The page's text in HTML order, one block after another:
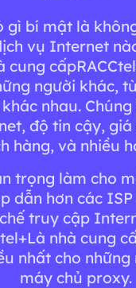
gì bí mật là
vụ Internet
cung
người khác,
nhau.
độ tin cậy, giá
hàng, và nhiều
trọng làm cho
dẫn hơn các
truy cập
nhà cung
nhất cho
máy chủ proxy.